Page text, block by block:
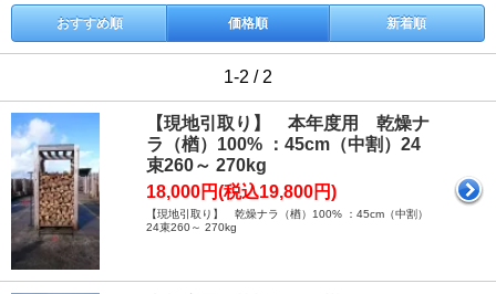
おすすめ順 価格順 新着順
1-2 / 2
【現地引取り】 本年度用 乾燥ナ
ラ（楢）100% ：45cm（中割）24
束260～ 270kg
18,000円(税込19,800円)
【現地引取り】 乾燥ナラ（楢）100% ：45cm（中割）
24束260～ 270kg